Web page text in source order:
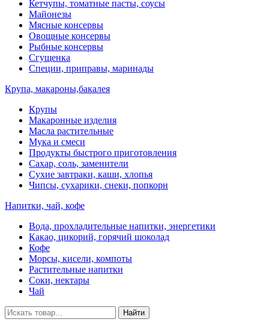
Кетчупы, томатные пасты, соусы
Майонезы
Мясные консервы
Овощные консервы
Рыбные консервы
Сгущенка
Специи, приправы, маринады
Крупа, макароны,бакалея
Крупы
Макаронные изделия
Масла растительные
Мука и смеси
Продукты быстрого приготовления
Сахар, соль, заменители
Сухие завтраки, каши, хлопья
Чипсы, сухарики, снеки, попкорн
Напитки, чай, кофе
Вода, прохладительные напитки, энергетики
Какао, цикорий, горячий шоколад
Кофе
Морсы, кисели, компоты
Растительные напитки
Соки, нектары
Чай
Найти